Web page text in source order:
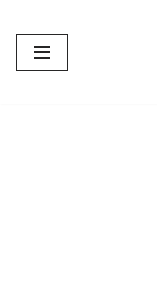
Sari